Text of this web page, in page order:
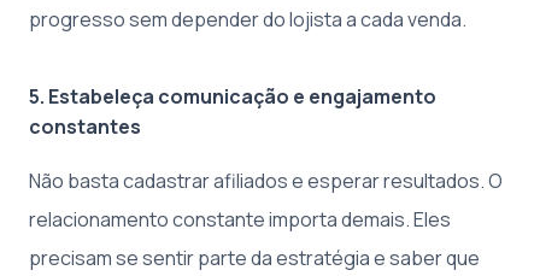
progresso sem depender do lojista a cada venda.
5. Estabeleça comunicação e engajamento
constantes
Não basta cadastrar afiliados e esperar resultados. O
relacionamento constante importa demais. Eles
precisam se sentir parte da estratégia e saber que